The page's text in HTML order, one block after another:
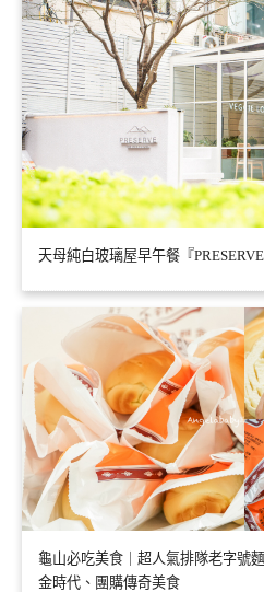
天母純白玻璃屋早午餐『
龜山必吃美食｜超人氣排隊老字號
金時代、團購傳奇美食